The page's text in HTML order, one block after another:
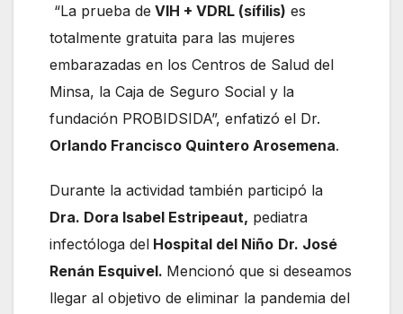
“La prueba de VIH + VDRL (sífilis) es
totalmente gratuita para las mujeres
embarazadas en los Centros de Salud del
Minsa, la Caja de Seguro Social y la
fundación PROBIDSIDA”, enfatizó el Dr.
Orlando Francisco Quintero Arosemena.
Durante la actividad también participó la
Dra. Dora Isabel Estripeaut, pediatra
infectóloga del Hospital del Niño Dr. José
Renán Esquivel. Mencionó que si deseamos
llegar al objetivo de eliminar la pandemia del